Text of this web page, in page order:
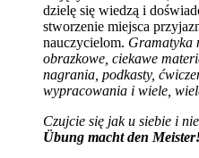
dzielę się wiedzą i
stworzenie miejsca
nauczycielom. Gramatyka
obrazkowe, ciekawe
nagrania, podkasty,
wypracowania i wiele,
Czujcie się jak u siebie i
Übung macht den